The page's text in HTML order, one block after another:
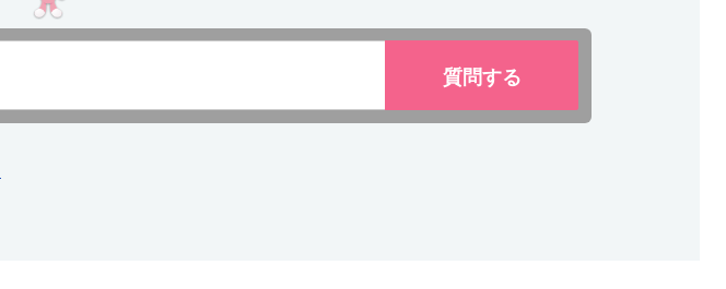
質問する